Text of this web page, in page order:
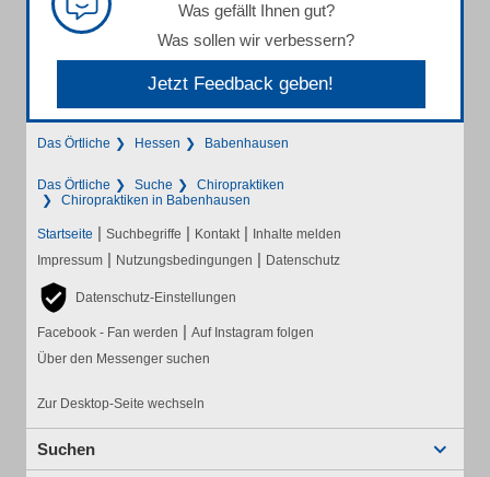
Was gefällt Ihnen gut?
Was sollen wir verbessern?
Jetzt Feedback geben!
Das Örtliche Hessen Babenhausen
Das Örtliche Suche
Chiropraktiken
Chiropraktiken in Babenhausen
Startseite | Suchbegriffe | Kontakt | Inhalte melden
Impressum | Nutzungsbedingungen | Datenschutz
Datenschutz-Einstellungen
Facebook - Fan werden | Auf Instagram folgen
Über den Messenger suchen
Zur Desktop-Seite wechseln
Suchen